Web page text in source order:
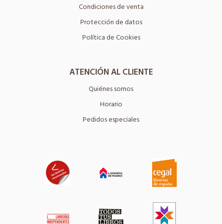
Condiciones de venta
Protección de datos
Política de Cookies
ATENCIÓN AL CLIENTE
Quiénes somos
Horario
Pedidos especiales